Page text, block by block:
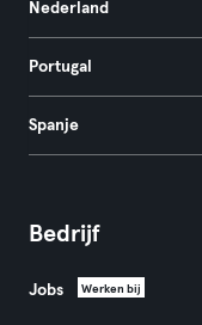
Nederland
Portugal
Spanje
Bedrijf
Jobs Werken bij